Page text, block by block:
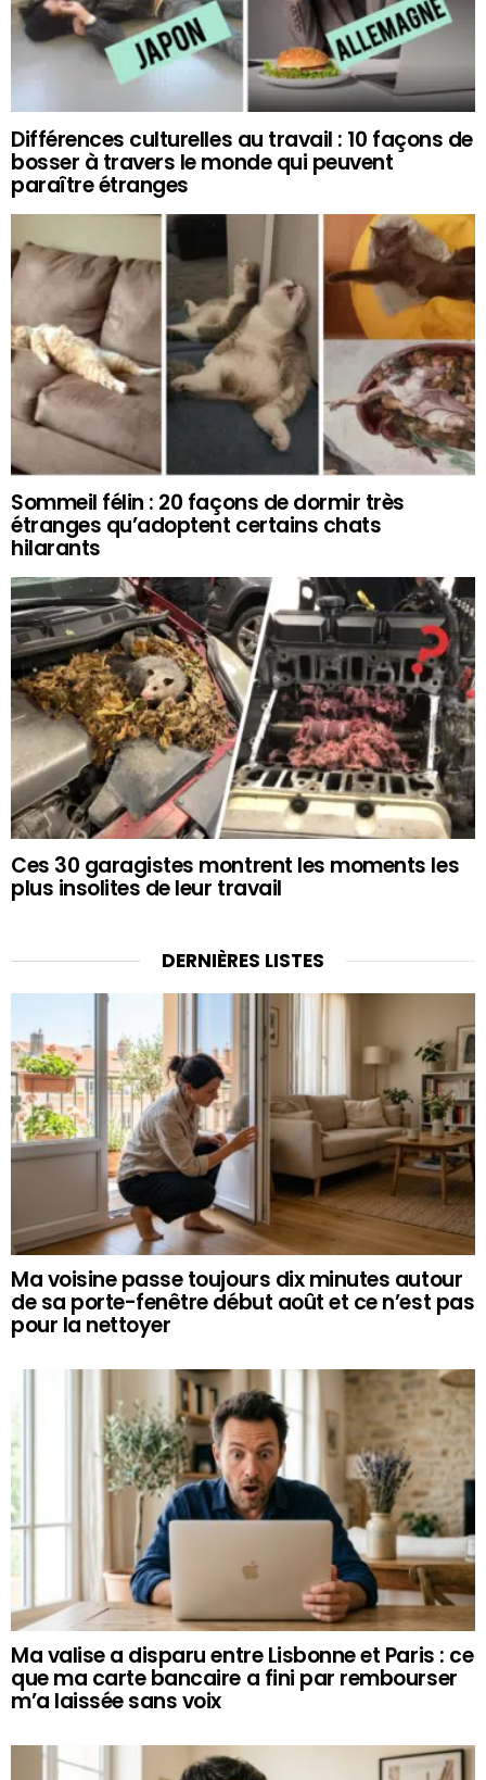
Différences culturelles au travail : 10 façons de
bosser à travers le monde qui peuvent
paraître étranges
Sommeil félin : 20 façons de dormir très
étranges qu’adoptent certains chats
hilarants
Ces 30 garagistes montrent les moments les
plus insolites de leur travail
DERNIÈRES LISTES
Ma voisine passe toujours dix minutes autour
de sa porte-fenêtre début août et ce n’est pas
pour la nettoyer
Ma valise a disparu entre Lisbonne et Paris : ce
que ma carte bancaire a fini par rembourser
m’a laissée sans voix